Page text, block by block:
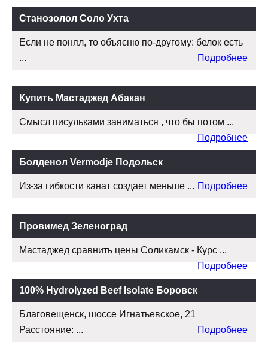
Станозолол Соло Ухта
Если не понял, то объясню по-другому: белок есть
...
Подробнее
Купить Мастаджед Абакан
Смысл писульками заниматься , что бы потом ...
Подробнее
Болденол Vermodje Подольск
Из-за гибкости канат создает меньше ... Подробнее
Провимед Зеленоград
Мастаджед сравнить цены Соликамск - Курс ...
Подробнее
100% Hydrolyzed Beef Isolate Боровск
Благовещенск, шоссе Игнатьевское, 21
Расстояние: ...
Подробнее